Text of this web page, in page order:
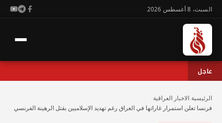
السبت، 8 أغسطس 2026
عاجل
الرئيسية الاخبار العراقية
فرنسا تعلن استمرار غاراتها في العراق رغم تهديد الإسلاميين بقتل الرهينة الفرنسي